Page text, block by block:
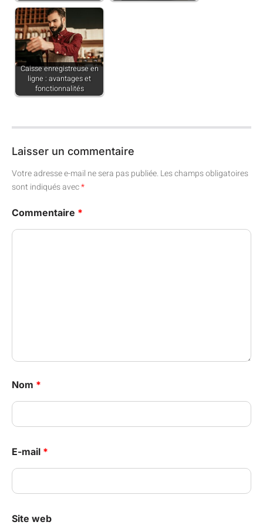
Caisse enregistreuse en
ligne : avantages et
fonctionnalités
Laisser un commentaire
Votre adresse e-mail ne sera pas publiée. Les champs obligatoires
sont indiqués avec*
Commentaire *
Nom *
E-mail *
Site web